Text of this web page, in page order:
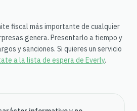
fiscal más importante de cualquier
genera. Presentarlo a tiempo y
y sanciones. Si quieres un servicio
a la lista de espera de Everly.